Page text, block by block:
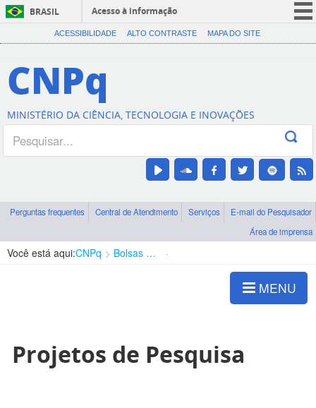
BRASIL
Acesso à informação
CORONAVÍRUS (COVID-19)
Canais
ACESSIBILIDADE ALTO CONTRASTE MAPA DO SITE
CNPq
MINISTÉRIO DA CIÊNCIA, TECNOLOGIA E INOVAÇÕES
Perguntas frequentes Central de Atendimento Serviços
E-mail do Pesquisador
Área de imprensa
Você está aqui:CNPq Bolsas e Auxílios Vigentes
MENU
Projetos de Pesquisa